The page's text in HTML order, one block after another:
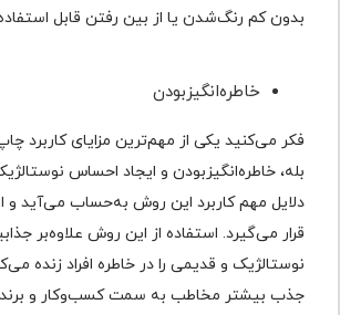
بدون کم رنگ‌شدن یا از بین رفتن قابل
خاطره‌انگیزبودن
فکر می‌کنید یکی از مهم‌ترین مزایای کاربرد
بله، خاطره‌انگیزبودن و ایجاد احساس
دلایل مهم کاربرد این روش به‌حساب می‌آید و
قرار می‌گیرد. استفاده از این روش علاوه‌بر
نوستالژیک و قدیمی را در خاطره افراد زنده
جذب بیشتر مخاطب به سمت کسب‌و‌‌کار و